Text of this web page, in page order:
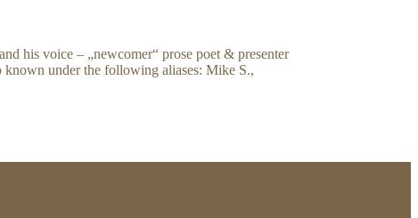
his voice – „newcomer“ prose poet & presenter
under the following aliases: Mike S.,